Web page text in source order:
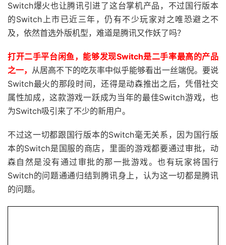
Switch爆火也让腾讯引进了这台掌机产品，不过国行版本
的Switch上市已近三年，仍有不少玩家对之唯恐避之不
及，依然首选外版机型，难道是腾讯又作妖了吗？
打开二手平台闲鱼，能够发现Switch是二手率最高的产品
之一， 从居高不下的吃灰率中似乎能够看出一丝端倪。要说
Switch最火的那段时间，还得是动森推出之后，凭借社交
属性加成，这款游戏一跃成为当年的最佳Switch游戏，也
为Switch吸引来了不少的新用户。
不过这一切都跟国行版本的Switch毫无关系，因为国行版
本的Switch是国服的商店，里面的游戏都要通过审批，动
森自然是没有通过审批的那一批游戏。也有玩家将国行
Switch的问题通通归结到腾讯身上，认为这一切都是腾讯
的问题。